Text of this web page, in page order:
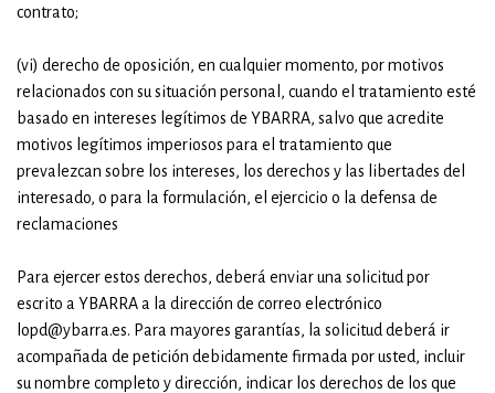
contrato;
(vi) derecho de oposición, en cualquier momento, por motivos
relacionados con su situación personal, cuando el tratamiento esté
basado en intereses legítimos de YBARRA, salvo que acredite
motivos legítimos imperiosos para el tratamiento que
prevalezcan sobre los intereses, los derechos y las libertades del
interesado, o para la formulación, el ejercicio o la defensa de
reclamaciones
Para ejercer estos derechos, deberá enviar una solicitud por
escrito a YBARRA a la dirección de correo electrónico
lopd@ybarra.es. Para mayores garantías, la solicitud deberá ir
acompañada de petición debidamente firmada por usted, incluir
su nombre completo y dirección, indicar los derechos de los que